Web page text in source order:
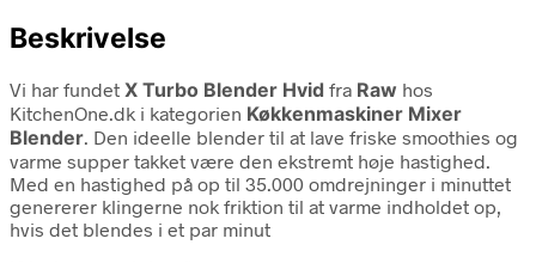
Beskrivelse
Vi har fundet X Turbo Blender Hvid fra Raw hos
KitchenOne.dk i kategorien Køkkenmaskiner Mixer
Blender. Den ideelle blender til at lave friske smoothies og
varme supper takket være den ekstremt høje hastighed.
Med en hastighed på op til 35.000 omdrejninger i minuttet
genererer klingerne nok friktion til at varme indholdet op,
hvis det blendes i et par minut